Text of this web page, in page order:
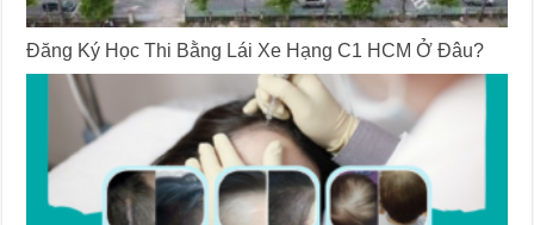
Đăng Ký Học Thi Bằng Lái Xe Hạng C1 HCM Ở Đâu?